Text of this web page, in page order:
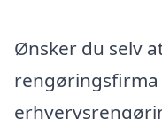
Ønsker du selv
rengøringsfirma